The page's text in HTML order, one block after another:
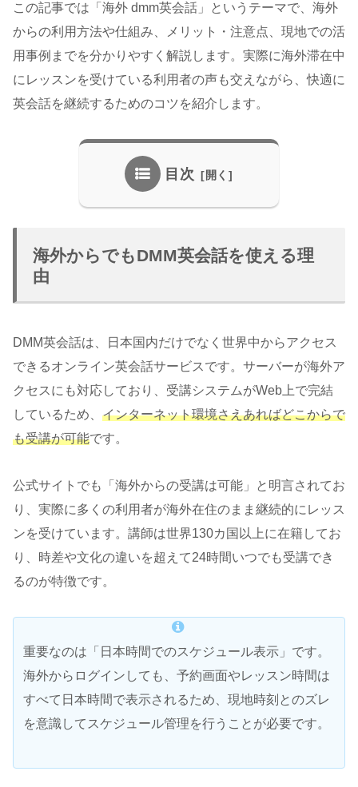
この記事では「海外 dmm英会話」というテーマで、海外
からの利用方法や仕組み、メリット・注意点、現地での活
用事例までを分かりやすく解説します。実際に海外滞在中
にレッスンを受けている利用者の声も交えながら、快適に
英会話を継続するためのコツを紹介します。
目次
海外からでもDMM英会話を使える理
由
DMM英会話は、日本国内だけでなく世界中からアクセス
できるオンライン英会話サービスです。サーバーが海外ア
クセスにも対応しており、受講システムがWeb上で完結
しているため、 インターネット環境さえあればどこからで
も受講が可能です。
公式サイトでも「海外からの受講は可能」と明言されてお
り、実際に多くの利用者が海外在住のまま継続的にレッス
ンを受けています。講師は世界130カ国以上に在籍してお
り、時差や文化の違いを超えて24時間いつでも受講でき
るのが特徴です。
重要なのは「日本時間でのスケジュール表示」です。
海外からログインしても、予約画面やレッスン時間は
すべて日本時間で表示されるため、現地時刻とのズレ
を意識してスケジュール管理を行うことが必要です。